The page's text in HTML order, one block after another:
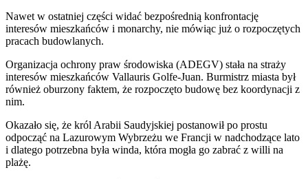
Nawet w ostatniej części widać bezpośrednią konfrontację
interesów mieszkańców i monarchy, nie mówiąc już o rozpoczętych
pracach budowlanych.
Organizacja ochrony praw środowiska (ADEGV) stała na straży
interesów mieszkańców Vallauris Golfe-Juan. Burmistrz miasta był
również oburzony faktem, że rozpoczęto budowę bez koordynacji z
nim.
Okazało się, że król Arabii Saudyjskiej postanowił po prostu
odpocząć na Lazurowym Wybrzeżu we Francji w nadchodzące lato
i dlatego potrzebna była winda, która mogła go zabrać z willi na
plażę.